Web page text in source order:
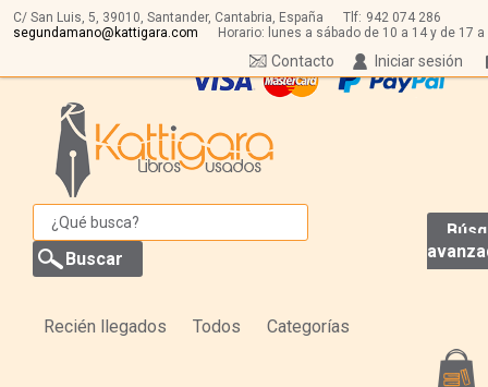
C/ San Luis, 5, 39010, Santander, Cantabria, España Tlf: 942 074 286
segundamano@kattigara.com
Horario: lunes a sábado de 10 a 14 y de 17 a
Iniciar sesión
Contacto
Recién llegados Todos Categorías